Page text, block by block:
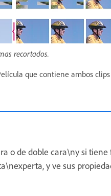
recortados.
que contiene ambos
o de doble cara\ny si
y ve sus